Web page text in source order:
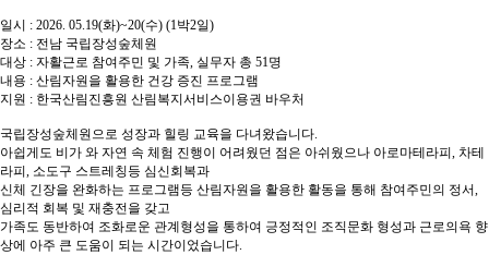
일시 : 2026. 05.19(화)~20(수) (1박2일)
장소 : 전남 국립장성숲체원
대상 : 자활근로 참여주민 및 가족, 실무자 총 51명
내용 : 산림자원을 활용한 건강 증진 프로그램
지원 : 한국산림진흥원 산림복지서비스이용권 바우처
국립장성숲체원으로 성장과 힐링 교육을 다녀왔습니다.
아쉽게도 비가 와 자연 속 체험 진행이 어려웠던 점은 아쉬웠으나 아로마테라피, 차테
라피, 소도구 스트레칭등 심신회복과
신체 긴장을 완화하는 프로그램등 산림자원을 활용한 활동을 통해 참여주민의 정서,
심리적 회복 및 재충전을 갖고
가족도 동반하여 조화로운 관계형성을 통하여 긍정적인 조직문화 형성과 근로의욕 향
상에 아주 큰 도움이 되는 시간이었습니다.